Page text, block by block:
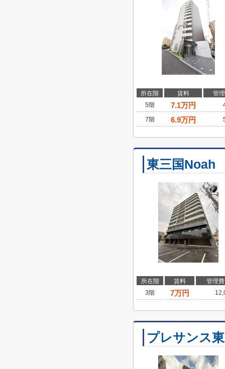
所在階 賃料
管
5階
7.1万円
7階 6.9万円
東三国Noah
所在階 賃料
管理
3階
7万円
プレサンス